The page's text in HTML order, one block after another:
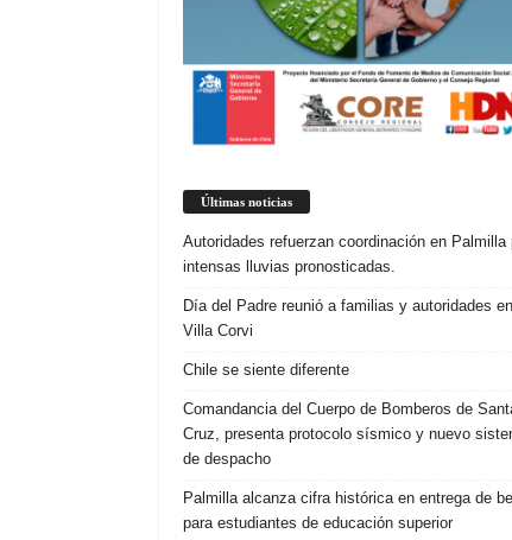
Últimas noticias
Autoridades refuerzan coordinación en Palmilla
intensas lluvias pronosticadas.
Día del Padre reunió a familias y autoridades en
Villa Corvi
Chile se siente diferente
Comandancia del Cuerpo de Bomberos de
Cruz, presenta protocolo sísmico y nuevo
de despacho
Palmilla alcanza cifra histórica en entrega de
para estudiantes de educación superior